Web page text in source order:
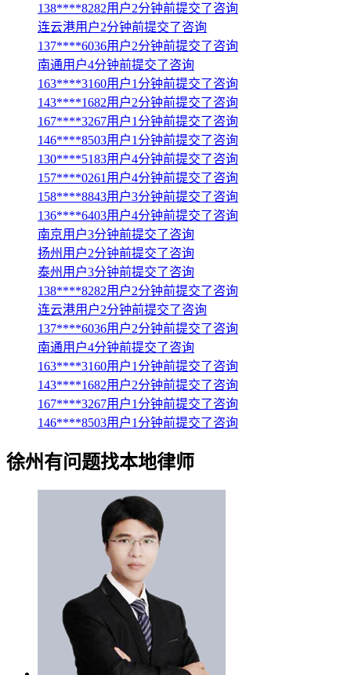
138****8282用户2分钟前提交了咨询
连云港用户2分钟前提交了咨询
137****6036用户2分钟前提交了咨询
南通用户4分钟前提交了咨询
163****3160用户1分钟前提交了咨询
143****1682用户2分钟前提交了咨询
167****3267用户1分钟前提交了咨询
146****8503用户1分钟前提交了咨询
130****5183用户4分钟前提交了咨询
157****0261用户4分钟前提交了咨询
158****8843用户3分钟前提交了咨询
136****6403用户4分钟前提交了咨询
南京用户3分钟前提交了咨询
扬州用户2分钟前提交了咨询
泰州用户3分钟前提交了咨询
138****8282用户2分钟前提交了咨询
连云港用户2分钟前提交了咨询
137****6036用户2分钟前提交了咨询
南通用户4分钟前提交了咨询
163****3160用户1分钟前提交了咨询
143****1682用户2分钟前提交了咨询
167****3267用户1分钟前提交了咨询
146****8503用户1分钟前提交了咨询
徐州有问题找本地律师